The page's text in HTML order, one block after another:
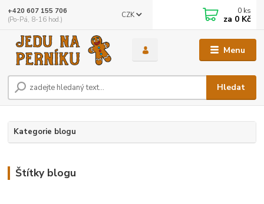
Menu
CZK
Hledat
+420 607 155 706
(Po-Pá, 8-16 hod.)
0 ks
za 0 Kč
Kategorie blogu
Štítky blogu